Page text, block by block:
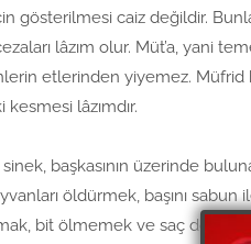
gösterilmesi caiz değildir.
lâzım olur. Müt’a, yani
etlerinden yiyemez.
lâzımdır.
başkasının üzerinde
öldürmek, başını
bit ölmemek ve saç